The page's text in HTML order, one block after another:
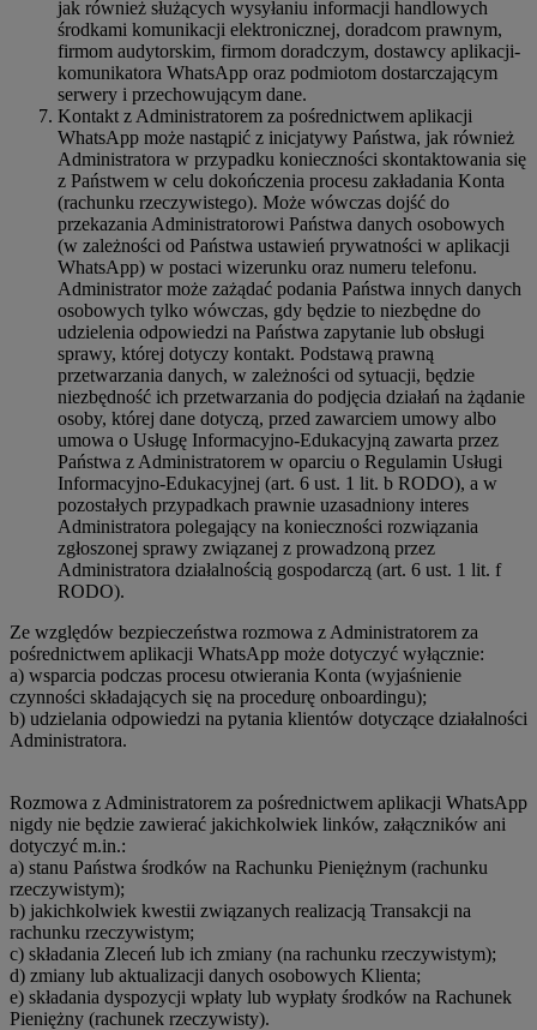
jak również służących wysyłaniu informacji handlowych
środkami komunikacji elektronicznej, doradcom prawnym,
firmom audytorskim, firmom doradczym, dostawcy aplikacji-
komunikatora WhatsApp oraz podmiotom dostarczającym
serwery i przechowującym dane.
Kontakt z Administratorem za pośrednictwem aplikacji
WhatsApp może nastąpić z inicjatywy Państwa, jak również
Administratora w przypadku konieczności skontaktowania się
z Państwem w celu dokończenia procesu zakładania Konta
(rachunku rzeczywistego). Może wówczas dojść do
przekazania Administratorowi Państwa danych osobowych
(w zależności od Państwa ustawień prywatności w aplikacji
WhatsApp) w postaci wizerunku oraz numeru telefonu.
Administrator może zażądać podania Państwa innych danych
osobowych tylko wówczas, gdy będzie to niezbędne do
udzielenia odpowiedzi na Państwa zapytanie lub obsługi
sprawy, której dotyczy kontakt. Podstawą prawną
przetwarzania danych, w zależności od sytuacji, będzie
niezbędność ich przetwarzania do podjęcia działań na żądanie
osoby, której dane dotyczą, przed zawarciem umowy albo
umowa o Usługę Informacyjno-Edukacyjną zawarta przez
Państwa z Administratorem w oparciu o Regulamin Usługi
Informacyjno-Edukacyjnej (art. 6 ust. 1 lit. b RODO), a w
pozostałych przypadkach prawnie uzasadniony interes
Administratora polegający na konieczności rozwiązania
zgłoszonej sprawy związanej z prowadzoną przez
Administratora działalnością gospodarczą (art. 6 ust. 1 lit. f
RODO).
Ze względów bezpieczeństwa rozmowa z Administratorem za
pośrednictwem aplikacji WhatsApp może dotyczyć wyłącznie:
a) wsparcia podczas procesu otwierania Konta (wyjaśnienie
czynności składających się na procedurę onboardingu);
b) udzielania odpowiedzi na pytania klientów dotyczące działalności
Administratora.
Rozmowa z Administratorem za pośrednictwem aplikacji WhatsApp
nigdy nie będzie zawierać jakichkolwiek linków, załączników ani
dotyczyć m.in.:
a) stanu Państwa środków na Rachunku Pieniężnym (rachunku
rzeczywistym);
b) jakichkolwiek kwestii związanych realizacją Transakcji na
rachunku rzeczywistym;
c) składania Zleceń lub ich zmiany (na rachunku rzeczywistym);
d) zmiany lub aktualizacji danych osobowych Klienta;
e) składania dyspozycji wpłaty lub wypłaty środków na Rachunek
Pieniężny (rachunek rzeczywisty).